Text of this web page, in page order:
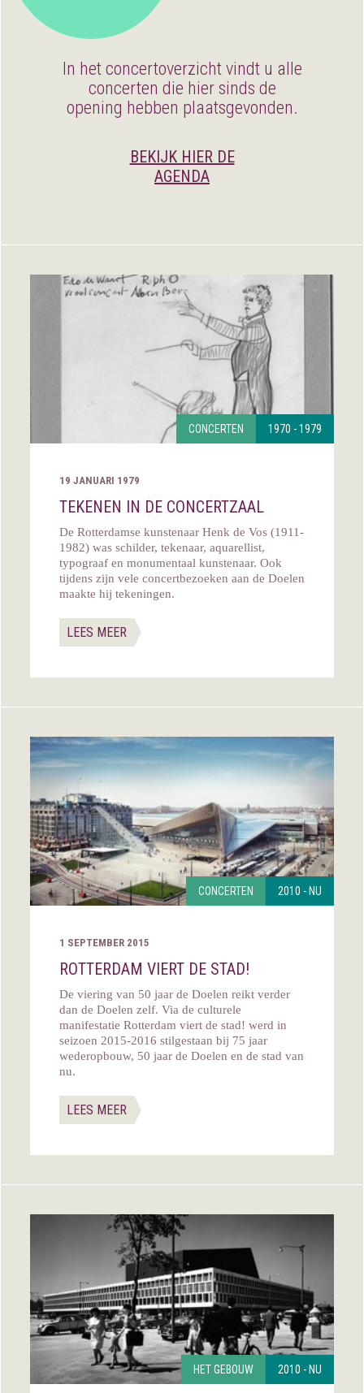
In het concertoverzicht vindt u alle
concerten die hier sinds de
opening hebben plaatsgevonden.
BEKIJK HIER DE
AGENDA
CONCERTEN 1970 - 1979
19 JANUARI 1979
TEKENEN IN DE CONCERTZAAL
De Rotterdamse kunstenaar Henk de Vos (1911-
1982) was schilder, tekenaar, aquarellist,
typograaf en monumentaal kunstenaar. Ook
tijdens zijn vele concertbezoeken aan de Doelen
maakte hij tekeningen.
LEES MEER
CONCERTEN 2010 - NU
1 SEPTEMBER 2015
ROTTERDAM VIERT DE STAD!
De viering van 50 jaar de Doelen reikt verder
dan de Doelen zelf. Via de culturele
manifestatie Rotterdam viert de stad! werd in
seizoen 2015-2016 stilgestaan bij 75 jaar
wederopbouw, 50 jaar de Doelen en de stad van
nu.
LEES MEER
HET GEBOUW 2010 - NU